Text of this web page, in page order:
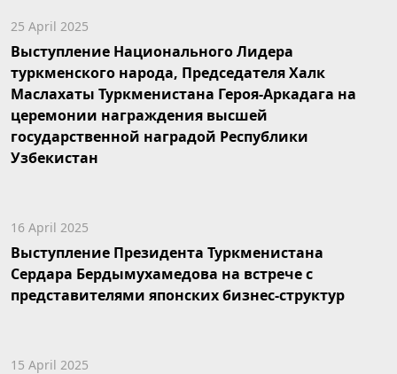
25 April 2025
Выступление Национального Лидера
туркменского народа, Председателя Халк
Маслахаты Туркменистана Героя-Аркадага на
церемонии награждения высшей
государственной наградой Республики
Узбекистан
16 April 2025
Выступление Президента Туркменистана
Сердара Бердымухамедова на встрече с
представителями японских бизнес-структур
15 April 2025